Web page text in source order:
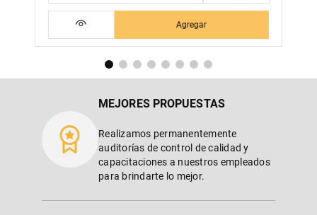
Agregar
MEJORES PROPUESTAS
Realizamos permanentemente
auditorías de control de calidad y
capacitaciones a nuestros empleados
para brindarte lo mejor.